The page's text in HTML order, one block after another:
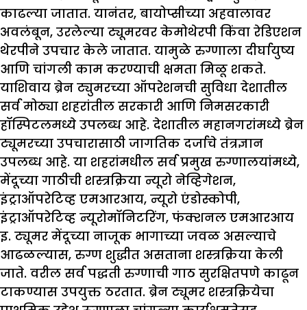
काढल्या जातात. यानंतर, बायोप्सीच्या अहवालावर
अवलंबून, उरलेल्या ट्यूमरवर केमोथेरपी किंवा रेडिएशन
थेरपीने उपचार केले जातात. यामुळे रुग्णाला दीर्घायुष्य
आणि चांगली काम करण्याची क्षमता मिळू शकते.
याशिवाय ब्रेन ट्युमरच्या ऑपरेशनची सुविधा देशातील
सर्व मोठ्या शहरांतील सरकारी आणि निमसरकारी
हॉस्पिटलमध्ये उपलब्ध आहे. देशातील महानगरांमध्ये ब्रेन
ट्यूमरच्या उपचारासाठी जागतिक दर्जाचे तंत्रज्ञान
उपलब्ध आहे. या शहरांमधील सर्व प्रमुख रुग्णालयांमध्ये,
मेंदूच्या गाठीची शस्त्रक्रिया न्यूरो नेव्हिगेशन,
इंट्राऑपरेटिव्ह एमआरआय, न्यूरो एंडोस्कोपी,
इंट्राऑपरेटिव्ह न्यूरोमॉनिटरिंग, फंक्शनल एमआरआय
इ. ट्यूमर मेंदूच्या नाजूक भागाच्या जवळ असल्याचे
आढळल्यास, रुग्ण शुद्धीत असताना शस्त्रक्रिया केली
जाते. वरील सर्व पद्धती रुग्णाची गाठ सुरक्षितपणे काढून
टाकण्यास उपयुक्त ठरतात. ब्रेन ट्यूमर शस्त्रक्रियेचा